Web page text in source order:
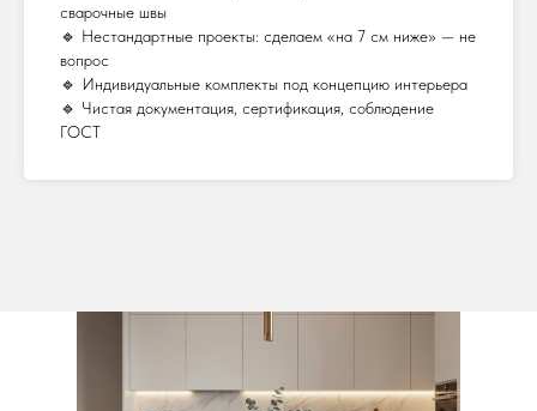
сварочные швы
🔹 Нестандартные проекты: сделаем «на 7 см ниже» — не
вопрос
🔹 Индивидуальные комплекты под концепцию интерьера
🔹 Чистая документация, сертификация, соблюдение
ГОСТ